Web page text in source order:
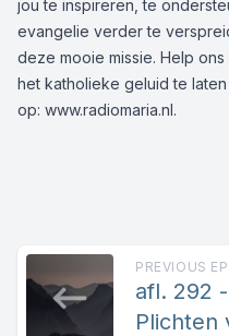
jou te inspireren, te
evangelie verder te
deze mooie missie. Help ons
het katholieke geluid te
op: www.radiomaria.nl.
PREVIOUS
afl. 292
Plichten